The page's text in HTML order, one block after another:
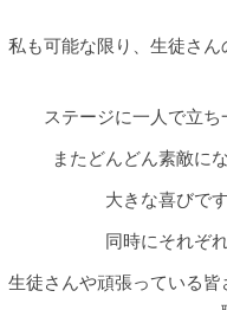
私も可能な限り、生徒さ
ステージに一人で立
またどんどん素敵に
大きな喜びで
同時にそれぞ
生徒さんや頑張っている